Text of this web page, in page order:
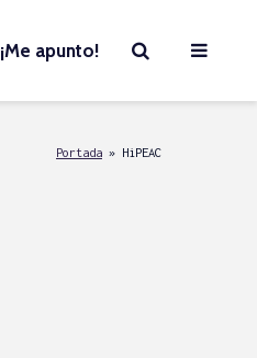
¡Me apunto!
Portada » HiPEAC